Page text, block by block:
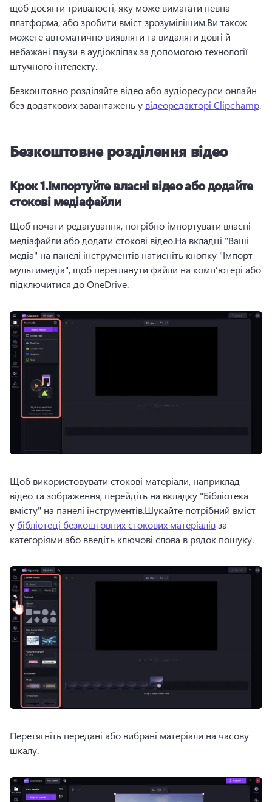
щоб досягти тривалості, яку може вимагати певна
платформа, або зробити вміст зрозумілішим.Ви також
можете автоматично виявляти та видаляти довгі й
небажані паузи в аудіокліпах за допомогою технології
штучного інтелекту.
Безкоштовно розділяйте відео або аудіоресурси онлайн
без додаткових завантажень у відеоредакторі Clipchamp
Безкоштовне розділення відео
Крок 1.Імпортуйте власні відео або додайте
стокові медіафайли
Щоб почати редагування, потрібно імпортувати власні
медіафайли або додати стокові відео.На вкладці "Ваші
медіа" на панелі інструментів натисніть кнопку "Імпорт
мультимедіа", щоб переглянути файли на комп’ютері або
підключитися до OneDrive.
Щоб використовувати стокові матеріали, наприклад
відео та зображення, перейдіть на вкладку "Бібліотека
вмісту" на панелі інструментів.Шукайте потрібний вміст
у бібліотеці безкоштовних стокових матеріалів за
категоріями або введіть ключові слова в рядок пошуку.
Перетягніть передані або вибрані матеріали на часову
шкалу.